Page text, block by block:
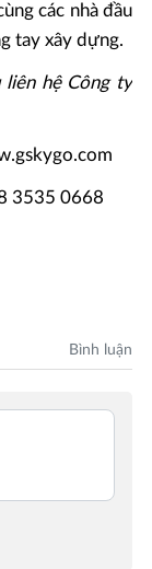
các nhà đầu
tay xây dựng.
liên hệ Công ty
3535 0668
Bình luận